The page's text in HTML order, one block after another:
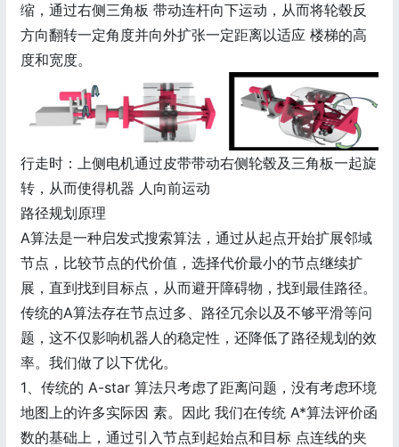
缩，通过右侧三角板 带动连杆向下运动，从而将轮毂反
方向翻转一定角度并向外扩张一定距离以适应 楼梯的高
度和宽度。
行走时：上侧电机通过皮带带动右侧轮毂及三角板一起旋
转，从而使得机器 人向前运动
路径规划原理
A算法是一种启发式搜索算法，通过从起点开始扩展邻域
节点，比较节点的代价值，选择代价最小的节点继续扩
展，直到找到目标点，从而避开障碍物，找到最佳路径。
传统的A算法存在节点过多、路径冗余以及不够平滑等问
题，这不仅影响机器人的稳定性，还降低了路径规划的效
率。我们做了以下优化。
1、传统的 A-star 算法只考虑了距离问题，没有考虑环境
地图上的许多实际因 素。因此 我们在传统 A*算法评价函
数的基础上，通过引入节点到起始点和目标 点连线的夹